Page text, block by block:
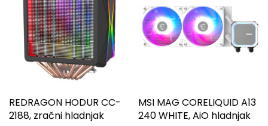
REDRAGON HODUR CC-
2188, zračni hladnjak
MSI MAG CORELIQUID A13
240 WHITE, AiO hladnjak